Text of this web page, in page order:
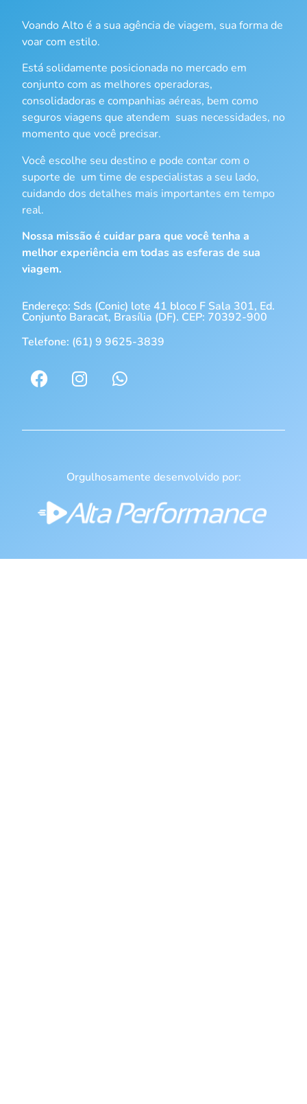
Voando Alto é a sua agência de viagem, sua forma de
voar com estilo.
Está solidamente posicionada no mercado em
conjunto com as melhores operadoras,
consolidadoras e companhias aéreas, bem como
seguros viagens que atendem suas necessidades, no
momento que você precisar.
Você escolhe seu destino e pode contar com o
suporte de um time de especialistas a seu lado,
cuidando dos detalhes mais importantes em tempo
real.
Nossa missão é cuidar para que você tenha a
melhor experiência em todas as esferas de sua
viagem.
Endereço: Sds (Conic) lote 41 bloco F Sala 301, Ed.
Conjunto Baracat, Brasília (DF). CEP: 70392-900
Telefone: (61) 9 9625-3839
Orgulhosamente desenvolvido por: